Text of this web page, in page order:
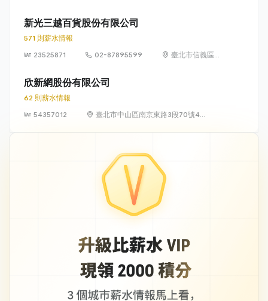
新光三越百貨股份有限公司
571 則薪水情報
23525871
02-87895599
臺北市信義區松
欣新網股份有限公司
62 則薪水情報
54357012
臺北市中山區南京東路3段70號4